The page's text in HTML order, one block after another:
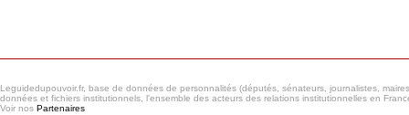
Leguidedupouvoir.fr, base de données de personnalités (députés, sénateurs, journalistes,
données et fichiers institutionnels, l'ensemble des acteurs des relations institutionnelles en
Voir nos Partenaires